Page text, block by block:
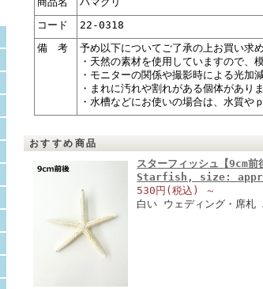
コード
22-0318
備 考
予め以下についてご了承の上お買い求
・天然の素材を使用していますので、
・モニターの関係や撮影時による光加
・まれに汚れや割れがある個体がありま
・水槽などにお使いの場合は、水質や
おすすめ商品
スターフィッシュ【9cm
Starfish, size:
530円(税込)
～
白い ウェディング・席